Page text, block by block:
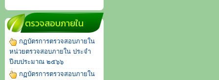
ตรวจสอบภายใน
กฏบัตรการตรวจสอบภายใน
หน่วยตรวจสอบภายใน ประจำ
ปีงบประมาณ ๒๕๖๖
กฏบัตรการตรวจสอบภายใน